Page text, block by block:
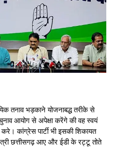
तनाव भड़काने योजनाबद्ध तरीके से
आयोग से अपेक्षा करेंगे की वह स्वयं
कांग्रेस पार्टी भी इसकी शिकायत
छत्तीसगढ़ आए और ईडी के रट्टू तोते